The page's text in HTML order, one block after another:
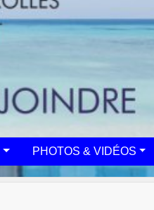
PHOTOS & VIDÉOS